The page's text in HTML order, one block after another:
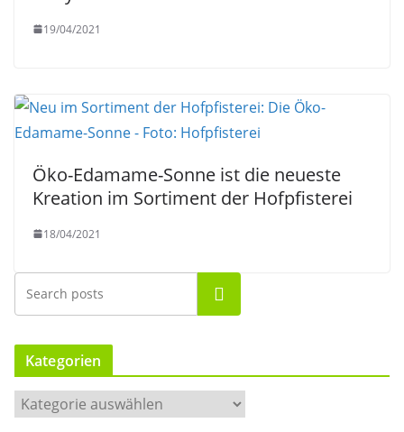
19/04/2021
Öko-Edamame-Sonne ist die neueste
Kreation im Sortiment der Hofpfisterei
18/04/2021
Suchen
Kategorien
a